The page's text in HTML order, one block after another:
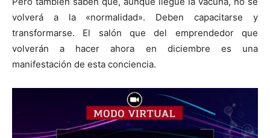
volverá a la «normalidad». Deben capacitarse y
transformarse. El salón que del emprendedor que
volverán a hacer ahora en diciembre es una
manifestación de esta conciencia.